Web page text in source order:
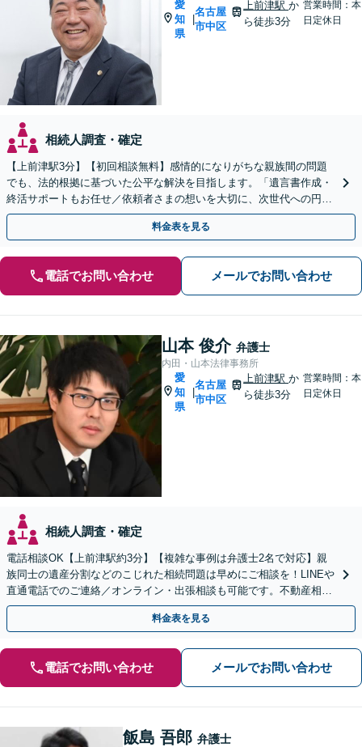
愛
知
県
|
名古屋
市中区
上前津駅か
ら徒歩3分
営業時間：本
日定休日
相続人調査・確定
【上前津駅3分】【初回相談無料】感情的になりがちな親族間の問題
でも、法的根拠に基づいた公平な解決を目指します。「遺言書作成・
終活サポートもお任せ／依頼者さまの想いを大切に、次世代への円滑
な財産承継をお手伝いします」【休日・夜間相談可】
料金表を見る
電話でお問い合わせ メールでお問い合わせ
山本 俊介 弁護士
内田・山本法律事務所
愛
知
県
|
名古屋
市中区
上前津駅か
ら徒歩3分
営業時間：本
日定休日
相続人調査・確定
電話相談OK【上前津駅約3分】【複雑な事例は弁護士2名で対応】親
族同士の遺産分割などのこじれた相続問題は早めにご相談を！LINEや
直通電話でのご連絡／オンライン・出張相談も可能です。不動産相続
／相続放棄／寄与分／遺言書作成【初回相談無料】
料金表を見る
電話でお問い合わせ メールでお問い合わせ
飯島 吾郎 弁護士